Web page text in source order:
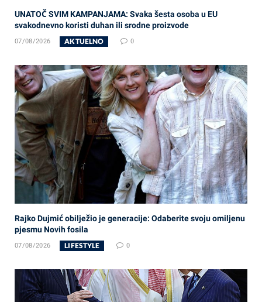
UNATOČ SVIM KAMPANJAMA: Svaka šesta osoba u EU
svakodnevno koristi duhan ili srodne proizvode
07/08/2026 AKTUELNO 0
Rajko Dujmić obilježio je generacije: Odaberite svoju omiljenu
pjesmu Novih fosila
07/08/2026 LIFESTYLE 0